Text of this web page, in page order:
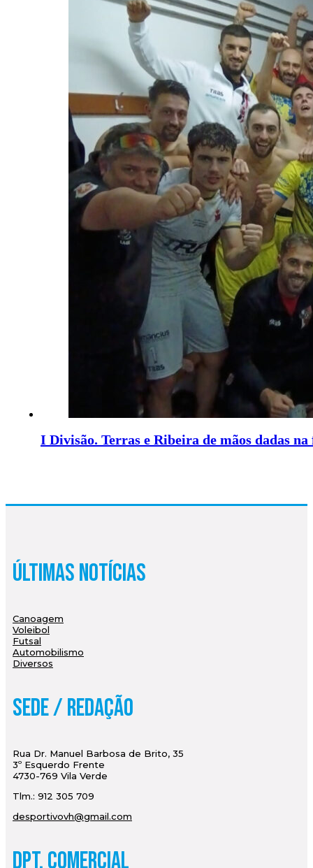
I Divisão. Terras e Ribeira de mãos dadas
Últimas Notícias
Canoagem
Voleibol
Futsal
Automobilismo
Diversos
Sede / Redação
Rua Dr. Manuel Barbosa de Brito, 35
3º Esquerdo Frente
4730-769 Vila Verde
Tlm.: 912 305 709
desportivovh@gmail.com
Dpt. Comercial